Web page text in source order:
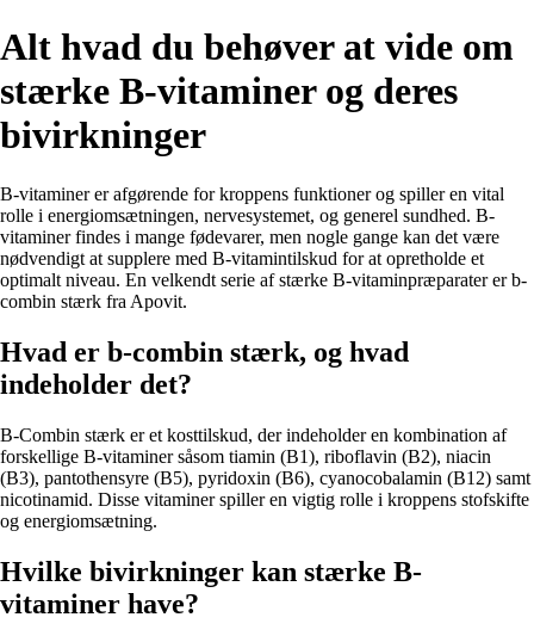
Alt hvad du behøver at vide om
stærke B-vitaminer og deres
bivirkninger
B-vitaminer er afgørende for kroppens funktioner og spiller en vital
rolle i energiomsætningen, nervesystemet, og generel sundhed. B-
vitaminer findes i mange fødevarer, men nogle gange kan det være
nødvendigt at supplere med B-vitamintilskud for at opretholde et
optimalt niveau. En velkendt serie af stærke B-vitaminpræparater er b-
combin stærk fra Apovit.
Hvad er b-combin stærk, og hvad
indeholder det?
B-Combin stærk er et kosttilskud, der indeholder en kombination af
forskellige B-vitaminer såsom tiamin (B1), riboflavin (B2), niacin
(B3), pantothensyre (B5), pyridoxin (B6), cyanocobalamin (B12) samt
nicotinamid. Disse vitaminer spiller en vigtig rolle i kroppens stofskifte
og energiomsætning.
Hvilke bivirkninger kan stærke B-
vitaminer have?